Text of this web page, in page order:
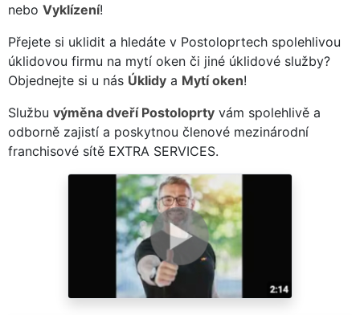
nebo Vyklízení!
Přejete si uklidit a hledáte v Postoloprtech spolehlivou
úklidovou firmu na mytí oken či jiné úklidové služby?
Objednejte si u nás Úklidy a Mytí oken!
Službu výměna dveří Postoloprty vám spolehlivě a
odborně zajistí a poskytnou členové mezinárodní
franchisové sítě EXTRA SERVICES.